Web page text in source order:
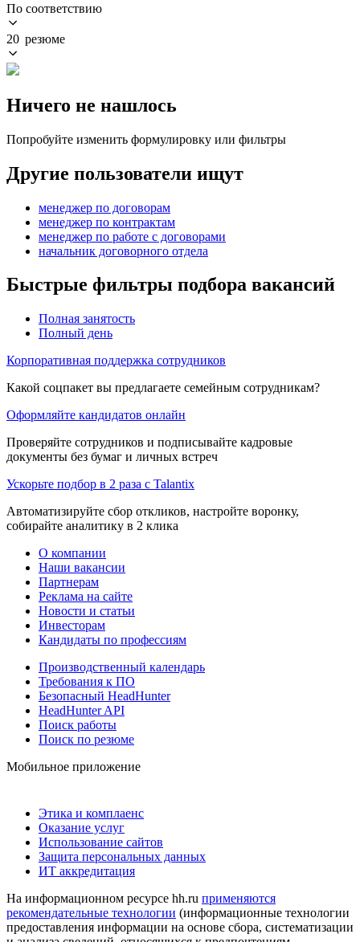
По соответствию
20 резюме
Ничего не нашлось
Попробуйте изменить формулировку или фильтры
Другие пользователи ищут
менеджер по договорам
менеджер по контрактам
менеджер по работе с договорами
начальник договорного отдела
Быстрые фильтры подбора вакансий
Полная занятость
Полный день
Корпоративная поддержка сотрудников
Какой соцпакет вы предлагаете семейным сотрудникам?
Оформляйте кандидатов онлайн
Проверяйте сотрудников и подписывайте кадровые
документы без бумаг и личных встреч
Ускорьте подбор в 2 раза с Talantix
Автоматизируйте сбор откликов, настройте воронку,
собирайте аналитику в 2 клика
О компании
Наши вакансии
Партнерам
Реклама на сайте
Новости и статьи
Инвесторам
Кандидаты по профессиям
Производственный календарь
Требования к ПО
Безопасный HeadHunter
HeadHunter API
Поиск работы
Поиск по резюме
Мобильное приложение
Этика и комплаенс
Оказание услуг
Использование сайтов
Защита персональных данных
ИТ аккредитация
На информационном ресурсе hh.ru применяются
рекомендательные технологии (информационные технологии
предоставления информации на основе сбора, систематизации